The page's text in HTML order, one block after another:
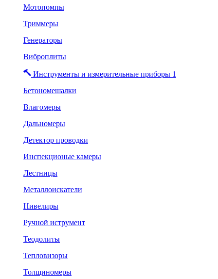
Мотопомпы
Триммеры
Генераторы
Виброплиты
Инструменты и измерительные приборы 1
Бетономешалки
Влагомеры
Дальномеры
Детектор проводки
Инспекционые камеры
Лестницы
Металлоискатели
Нивелиры
Ручной иструмент
Теодолиты
Тепловизоры
Толщиномеры